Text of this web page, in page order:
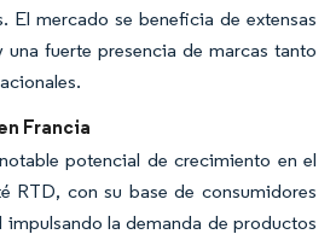
El mercado se beneficia de extensas
fuerte presencia de marcas tanto
Francia
potencial de crecimiento en el
RTD, con su base de consumidores
impulsando la demanda de productos